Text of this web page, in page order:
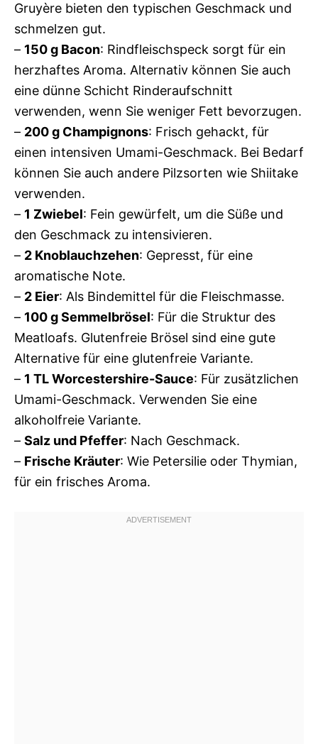
Gruyère bieten den typischen Geschmack und
schmelzen gut.
– 150 g Bacon: Rindfleischspeck sorgt für ein
herzhaftes Aroma. Alternativ können Sie auch
eine dünne Schicht Rinderaufschnitt
verwenden, wenn Sie weniger Fett bevorzugen.
– 200 g Champignons: Frisch gehackt, für
einen intensiven Umami-Geschmack. Bei Bedarf
können Sie auch andere Pilzsorten wie Shiitake
verwenden.
– 1 Zwiebel: Fein gewürfelt, um die Süße und
den Geschmack zu intensivieren.
– 2 Knoblauchzehen: Gepresst, für eine
aromatische Note.
– 2 Eier: Als Bindemittel für die Fleischmasse.
– 100 g Semmelbrösel: Für die Struktur des
Meatloafs. Glutenfreie Brösel sind eine gute
Alternative für eine glutenfreie Variante.
– 1 TL Worcestershire-Sauce: Für zusätzlichen
Umami-Geschmack. Verwenden Sie eine
alkoholfreie Variante.
– Salz und Pfeffer: Nach Geschmack.
– Frische Kräuter: Wie Petersilie oder Thymian,
für ein frisches Aroma.